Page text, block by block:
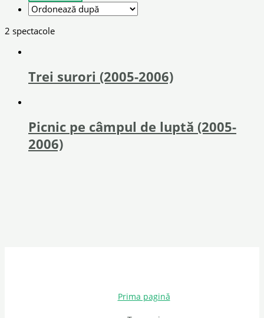
2 spectacole
Trei surori (2005-2006)
Picnic pe câmpul de luptă (2005-
2006)
Prima pagină